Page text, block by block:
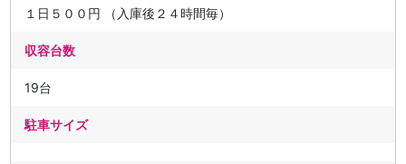
１日５００円 （入庫後２４時間毎）
収容台数
19台
駐車サイズ